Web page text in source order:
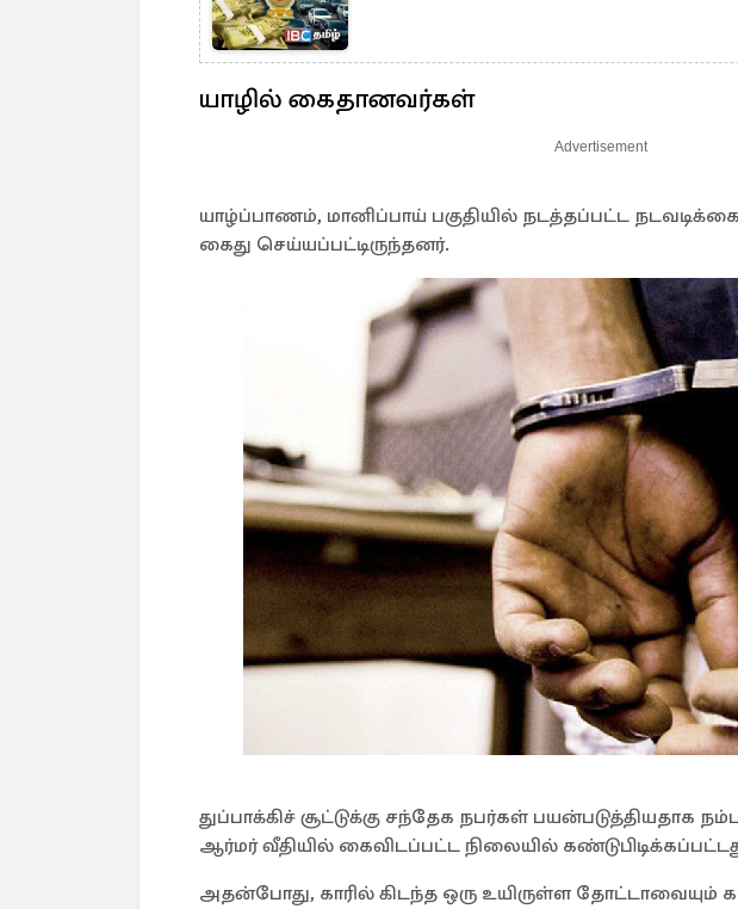
யாழில் கைதானவர்கள்
Advertisement
யாழ்ப்பாணம், மானிப்பாய் பகுதியில் நடத்தப்பட்ட
கைது செய்யப்பட்டிருந்தனர்.
துப்பாக்கிச் சூட்டுக்கு சந்தேக நபர்கள் பயன்படுத்தியதாக
ஆர்மர் வீதியில் கைவிடப்பட்ட நிலையில்
அதன்போது, காரில் கிடந்த ஒரு உயிருள்ள